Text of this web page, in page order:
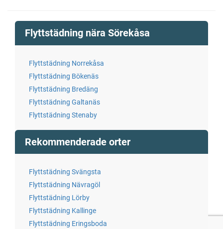
Flyttstädning nära Sörekåsa
Flyttstädning Norrekåsa
Flyttstädning Bökenäs
Flyttstädning Bredäng
Flyttstädning Galtanäs
Flyttstädning Stenaby
Rekommenderade orter
Flyttstädning Svängsta
Flyttstädning Nävragöl
Flyttstädning Lörby
Flyttstädning Kallinge
Flyttstädning Eringsboda